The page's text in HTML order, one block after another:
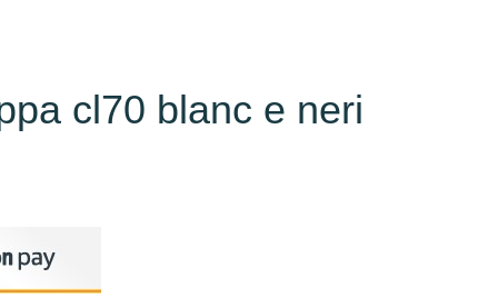
cl70 blanc e neri